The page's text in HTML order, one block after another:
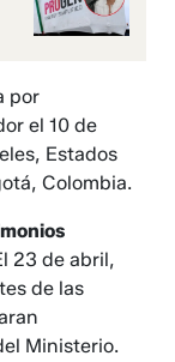
por
el 10 de
Estados
Colombia.
23 de abril,
de las
Ministerio.